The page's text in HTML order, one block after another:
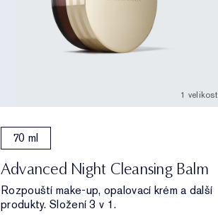
1 velikost
70 ml
Advanced Night Cleansing Balm
Rozpouští make-up, opalovací krém a další
produkty. Složení 3 v 1.